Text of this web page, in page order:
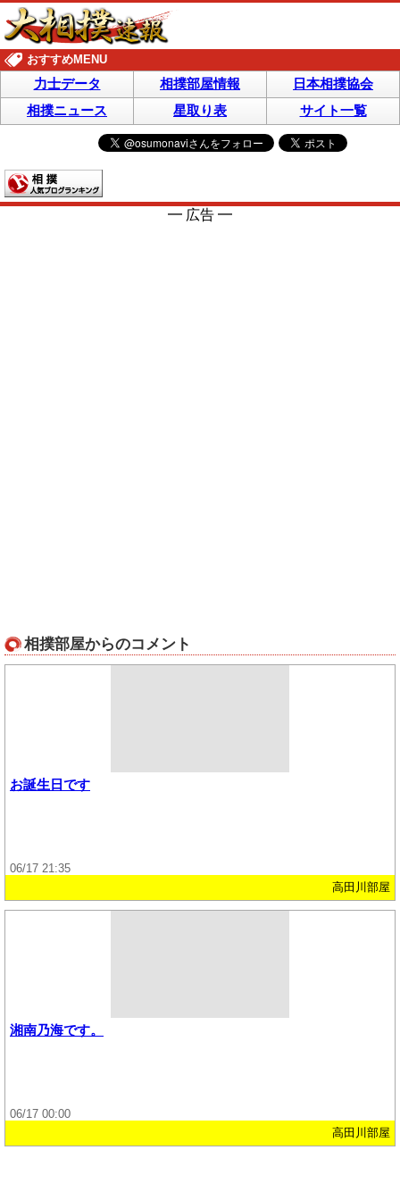
おすすめMENU
力士データ 相撲部屋情報
日本相撲協会
相撲ニュース
星取り表 サイト一覧
━ 広告 ━
相撲部屋からのコメント
お誕生日です
06/17 21:35
高田川部屋
湘南乃海です。
06/17 00:00
高田川部屋